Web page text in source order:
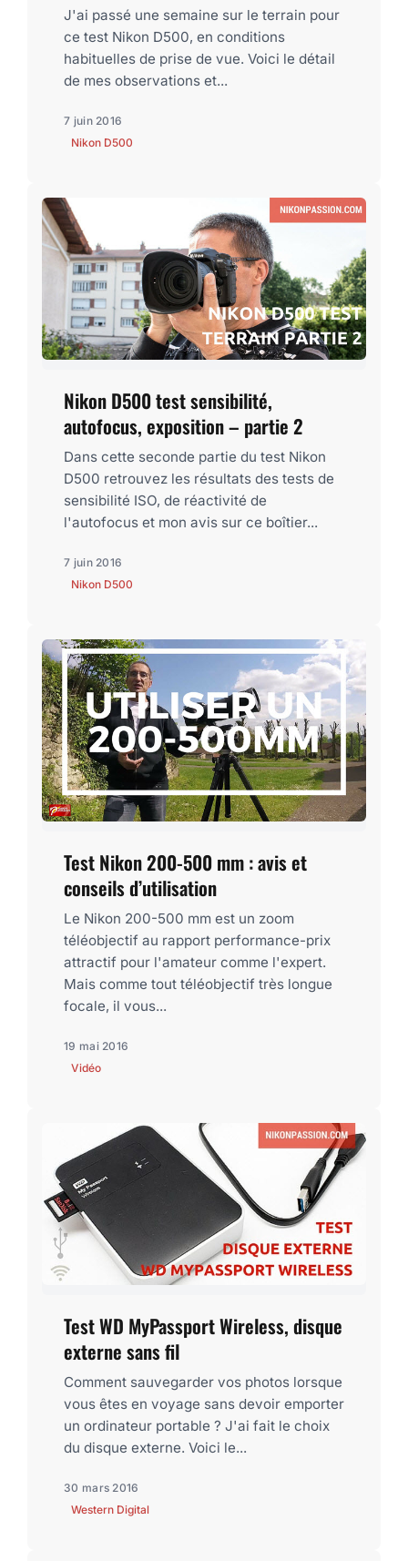
J'ai passé une semaine sur le terrain pour
ce test Nikon D500, en conditions
habituelles de prise de vue. Voici le détail
de mes observations et...
7 juin 2016
Nikon D500
Nikon D500 test sensibilité,
autofocus, exposition – partie 2
Dans cette seconde partie du test Nikon
D500 retrouvez les résultats des tests de
sensibilité ISO, de réactivité de
l'autofocus et mon avis sur ce boîtier...
7 juin 2016
Nikon D500
Test Nikon 200-500 mm : avis et
conseils d’utilisation
Le Nikon 200-500 mm est un zoom
téléobjectif au rapport performance-prix
attractif pour l'amateur comme l'expert.
Mais comme tout téléobjectif très longue
focale, il vous...
19 mai 2016
Vidéo
Test WD MyPassport Wireless, disque
externe sans fil
Comment sauvegarder vos photos lorsque
vous êtes en voyage sans devoir emporter
un ordinateur portable ? J'ai fait le choix
du disque externe. Voici le...
30 mars 2016
Western Digital